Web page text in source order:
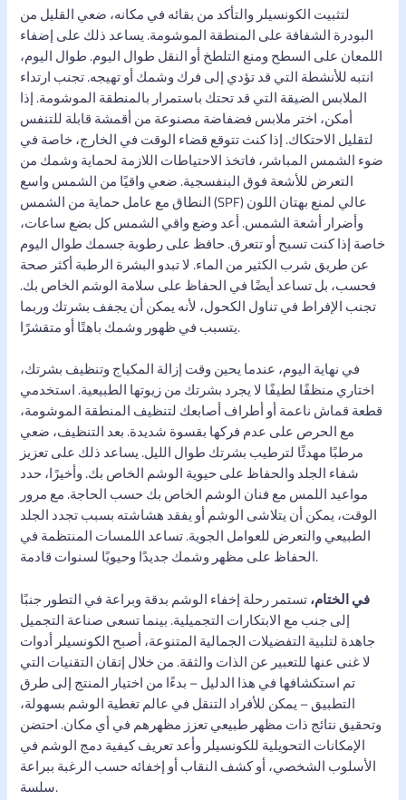
لتثبيت الكونسيلر والتأكد من بقائه في مكانه، ضعي القليل من
البودرة الشفافة على المنطقة الموشومة. يساعد ذلك على إضفاء
اللمعان على السطح ومنع التلطخ أو النقل طوال اليوم. طوال اليوم،
انتبه للأنشطة التي قد تؤدي إلى فرك وشمك أو تهيجه. تجنب ارتداء
الملابس الضيقة التي قد تحتك باستمرار بالمنطقة الموشومة. إذا
أمكن، اختر ملابس فضفاضة مصنوعة من أقمشة قابلة للتنفس
لتقليل الاحتكاك. إذا كنت تتوقع قضاء الوقت في الخارج، خاصة في
ضوء الشمس المباشر، فاتخذ الاحتياطات اللازمة لحماية وشمك من
التعرض للأشعة فوق البنفسجية. ضعي واقيًا من الشمس واسع
النطاق مع عامل حماية من الشمس (SPF) عالي لمنع بهتان اللون
وأضرار أشعة الشمس. أعد وضع واقي الشمس كل بضع ساعات،
خاصة إذا كنت تسبح أو تتعرق. حافظ على رطوبة جسمك طوال اليوم
عن طريق شرب الكثير من الماء. لا تبدو البشرة الرطبة أكثر صحة
فحسب، بل تساعد أيضًا في الحفاظ على سلامة الوشم الخاص بك.
تجنب الإفراط في تناول الكحول، لأنه يمكن أن يجفف بشرتك وربما
يتسبب في ظهور وشمك باهتًا أو متقشرًا.
في نهاية اليوم، عندما يحين وقت إزالة المكياج وتنظيف بشرتك،
اختاري منظفًا لطيفًا لا يجرد بشرتك من زيوتها الطبيعية. استخدمي
قطعة قماش ناعمة أو أطراف أصابعك لتنظيف المنطقة الموشومة،
مع الحرص على عدم فركها بقسوة شديدة. بعد التنظيف، ضعي
مرطبًا مهدئًا لترطيب بشرتك طوال الليل. يساعد ذلك على تعزيز
شفاء الجلد والحفاظ على حيوية الوشم الخاص بك. وأخيرًا، حدد
مواعيد اللمس مع فنان الوشم الخاص بك حسب الحاجة. مع مرور
الوقت، يمكن أن يتلاشى الوشم أو يفقد هشاشته بسبب تجدد الجلد
الطبيعي والتعرض للعوامل الجوية. تساعد اللمسات المنتظمة في
الحفاظ على مظهر وشمك جديدًا وحيويًا لسنوات قادمة.
في الختام،تستمر رحلة إخفاء الوشم بدقة وبراعة في التطور جنبًا
إلى جنب مع الابتكارات التجميلية. بينما تسعى صناعة التجميل
جاهدة لتلبية التفضيلات الجمالية المتنوعة، أصبح الكونسيلر أدوات
لا غنى عنها للتعبير عن الذات والثقة. من خلال إتقان التقنيات التي
تم استكشافها في هذا الدليل – بدءًا من اختيار المنتج إلى طرق
التطبيق – يمكن للأفراد التنقل في عالم تغطية الوشم بسهولة،
وتحقيق نتائج ذات مظهر طبيعي تعزز مظهرهم في أي مكان. احتضن
الإمكانات التحويلية للكونسيلر وأعد تعريف كيفية دمج الوشم في
الأسلوب الشخصي، أو كشف النقاب أو إخفائه حسب الرغبة ببراعة
سلسة.